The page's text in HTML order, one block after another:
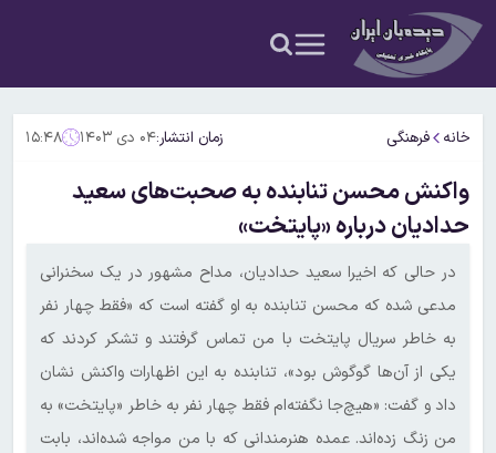
خانه فرهنگی زمان انتشار:۰۴ دی ۱۴۰۳ ۱۵:۴۸
واکنش محسن تنابنده به صحبت‌های سعید
حدادیان درباره «پایتخت»
در حالی که اخیرا سعید حدادیان، مداح مشهور در یک سخنرانی
مدعی شده که محسن تنابنده به او گفته است که «فقط چهار نفر
به خاطر سریال پایتخت با من تماس گرفتند و تشکر کردند که
یکی از آن‌ها گوگوش بود»، تنابنده به این اظهارات واکنش نشان
داد و گفت: «هیچ‌جا نگفته‌ام فقط چهار نفر به خاطر «پایتخت» به
من زنگ زده‌اند. عمده هنرمندانی که با من مواجه شده‌اند، بابت